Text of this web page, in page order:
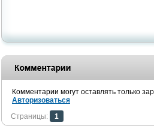
Комментарии могут оставлять только
Авторизоваться
Страницы:
1